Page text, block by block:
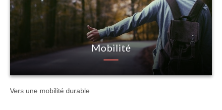
Mobilité
Vers une mobilité durable